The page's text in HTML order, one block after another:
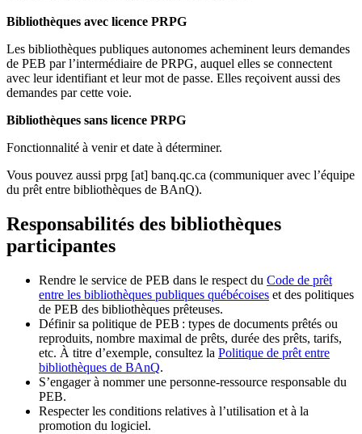
Bibliothèques avec licence PRPG
Les bibliothèques publiques autonomes acheminent leurs demandes
de PEB par l’intermédiaire de PRPG, auquel elles se connectent
avec leur identifiant et leur mot de passe. Elles reçoivent aussi des
demandes par cette voie.
Bibliothèques sans licence PRPG
Fonctionnalité à venir et date à déterminer.
Vous pouvez aussi prpg [at] banq.qc.ca (communiquer avec l’équipe
du prêt entre bibliothèques de BAnQ).
Responsabilités des bibliothèques
participantes
Rendre le service de PEB dans le respect du Code de prêt
entre les bibliothèques publiques québécoises et des politiques
de PEB des bibliothèques prêteuses.
Définir sa politique de PEB : types de documents prêtés ou
reproduits, nombre maximal de prêts, durée des prêts, tarifs,
etc. À titre d’exemple, consultez la Politique de prêt entre
bibliothèques de BAnQ.
S’engager à nommer une personne-ressource responsable du
PEB.
Respecter les conditions relatives à l’utilisation et à la
promotion du logiciel.